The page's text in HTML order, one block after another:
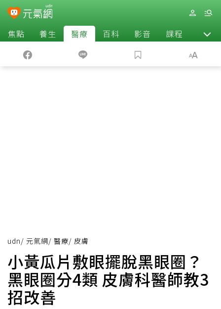
焦點 養生 醫療 百科 影音 課程 退休
udn/ 元氣網/ 醫療/ 皮膚
小黃瓜片敷眼擺脫黑眼圈？
黑眼圈分4類 皮膚科醫師教3
招改善